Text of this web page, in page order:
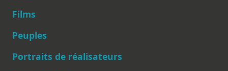
Main navigation
Films
Peuples
Portraits de réalisateurs